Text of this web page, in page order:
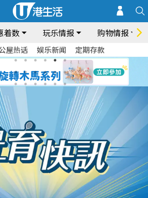
着数 玩乐情报 购物情报
屋热话 娱乐新闻 定期存款